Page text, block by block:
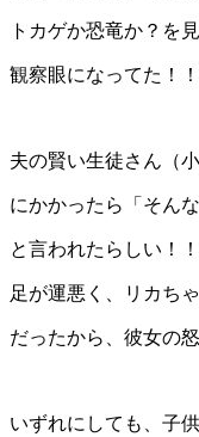
トカゲか恐竜か？を
観察眼になってた！！
夫の賢い生徒さん（
にかかったら「そん
と言われたらしい！！
足が運悪く、リカち
だったから、彼女の
いずれにしても、子